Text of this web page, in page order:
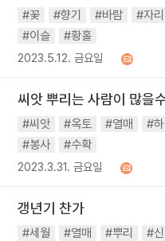
#꽃 #향기 #바람 #자리
#이슬
#황홀
2023.5.12. 금요일
씨앗 뿌리는 사람이 많을
#씨앗 #옥토 #열매 #
#봉사
#수확
2023.3.31. 금요일
갱년기 찬가
#세월 #열매 #뿌리 #신